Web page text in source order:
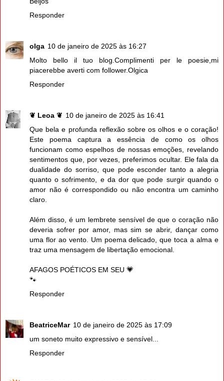
Responder
olga 10 de janeiro de 2025 às 16:27
Molto bello il tuo blog.Complimenti per le poesie,mi
piacerebbe averti com follower.Olgica
Responder
❦ Leoa ❦ 10 de janeiro de 2025 às 16:41
Que bela e profunda reflexão sobre os olhos e o coração!
Este poema captura a essência de como os olhos
funcionam como espelhos de nossas emoções, revelando
sentimentos que, por vezes, preferimos ocultar. Ele fala da
dualidade do sorriso, que pode esconder tanto a alegria
quanto o sofrimento, e da dor que pode surgir quando o
amor não é correspondido ou não encontra um caminho
claro.
Além disso, é um lembrete sensível de que o coração não
deveria sofrer por amor, mas sim se abrir, dançar como
uma flor ao vento. Um poema delicado, que toca a alma e
traz uma mensagem de libertação emocional.
AFAGOS POÉTICOS EM SEU 💗
🐾
Responder
BeatriceMar 10 de janeiro de 2025 às 17:09
um soneto muito expressivo e sensível...
Responder